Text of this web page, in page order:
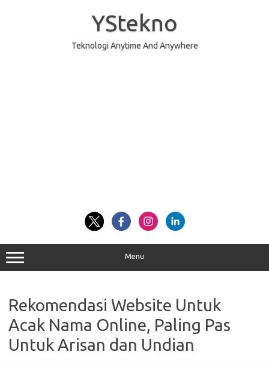
YStekno
Teknologi Anytime And Anywhere
Menu
Rekomendasi Website Untuk
Acak Nama Online, Paling Pas
Untuk Arisan dan Undian